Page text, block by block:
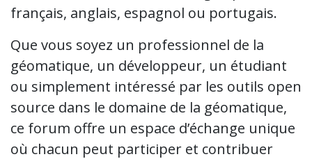
français, anglais, espagnol ou portugais.
Que vous soyez un professionnel de la
géomatique, un développeur, un étudiant
ou simplement intéressé par les outils open
source dans le domaine de la géomatique,
ce forum offre un espace d’échange unique
où chacun peut participer et contribuer